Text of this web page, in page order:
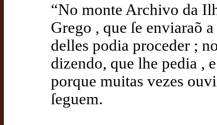
“No monte Archivo da
Grego , que ſe enviaraõ
delles podia proceder ;
dizendo, que lhe pedia ,
porque muitas vezes
ſeguem.